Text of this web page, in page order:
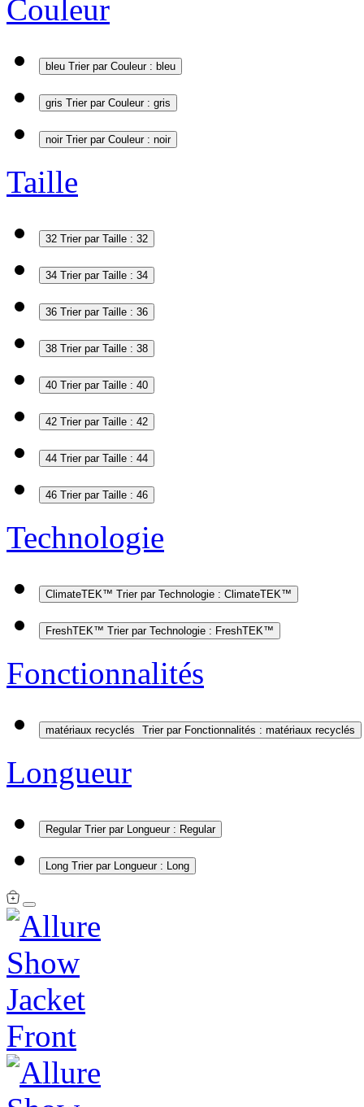
Couleur
bleu Trier par Couleur : bleu
gris Trier par Couleur : gris
noir Trier par Couleur : noir
Taille
32 Trier par Taille : 32
34 Trier par Taille : 34
36 Trier par Taille : 36
38 Trier par Taille : 38
40 Trier par Taille : 40
42 Trier par Taille : 42
44 Trier par Taille : 44
46 Trier par Taille : 46
Technologie
ClimateTEK™ Trier par Technologie : ClimateTEK™
FreshTEK™ Trier par Technologie : FreshTEK™
Fonctionnalités
matériaux recyclés Trier par Fonctionnalités : matériaux recyclés
Longueur
Regular Trier par Longueur : Regular
Long Trier par Longueur : Long